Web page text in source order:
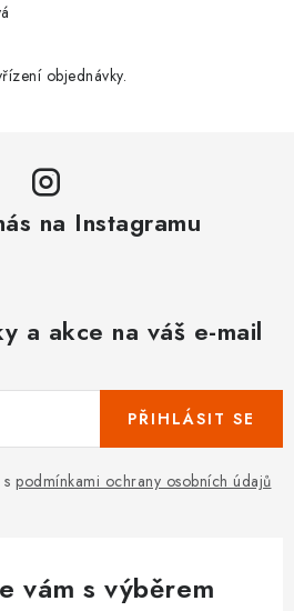
objednávky.
na Instagramu
a akce na váš e-mail
podmínkami ochrany osobních údajů
PŘIHLÁSIT SE
vám s výběrem